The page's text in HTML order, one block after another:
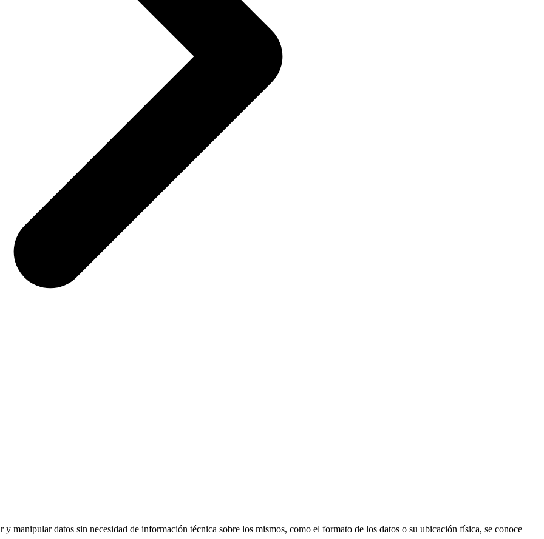
manipular datos sin necesidad de información técnica sobre los mismos, como el formato de los datos o su ubicación física, se conoce